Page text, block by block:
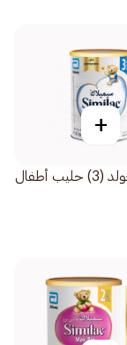
+
سيميلاك جولد (3) حليب أطفال